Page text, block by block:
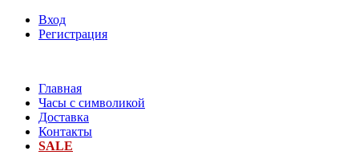
Вход
Регистрация
Главная
Часы с символикой
Доставка
Контакты
SALE